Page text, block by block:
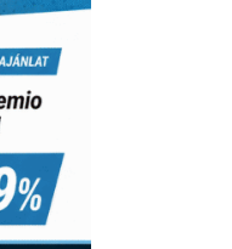
80 mikron Hanel „U”